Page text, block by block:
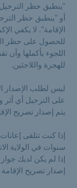
الإقامة". لا يكفي
للحصول على حظر
اللجوء بأكملها وأن
للهجرة واللاجئين.
ليس لطلب الإصدار
على الترحيل أي أثر
يتم إصدار تصريح
إذا كنت تتلقى
سنوات في الولاية
إذا لم يكن لديك
إصدار تصريح